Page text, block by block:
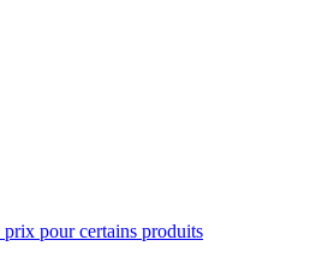
prix pour certains produits